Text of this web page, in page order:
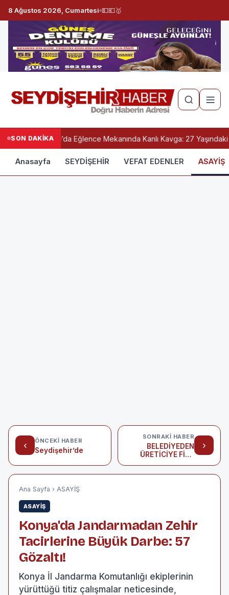
8 Ağustos 2026, Cumartesi 💵💶🥇
SON DAKİKAKonya’da Eğlence Mekanında Kanlı Kavga: 27 Yaşındaki
Anasayfa SEYDİŞEHİR VEFAT EDENLER ASAYİŞ
‹ ÖNCEKI HABER
Seydişehir’de ›
SONRAKI HABER
BELEDİYEDEN
ÜRETİCİYE FİDE
Ana Sayfa › ASAYİŞ
ASAYİŞ
Konya'da Jandarmadan Zehir
Tacirlerine Büyük Darbe: 57
Gözaltı!
Konya İl Jandarma Komutanlığı ekiplerinin
yürüttüğü titiz çalışmalar neticesinde,